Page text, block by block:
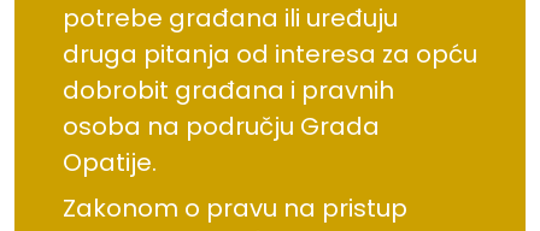
potrebe građana ili uređuju
druga pitanja od interesa za opću
dobrobit građana i pravnih
osoba na području Grada
Opatije.
Zakonom o pravu na pristup